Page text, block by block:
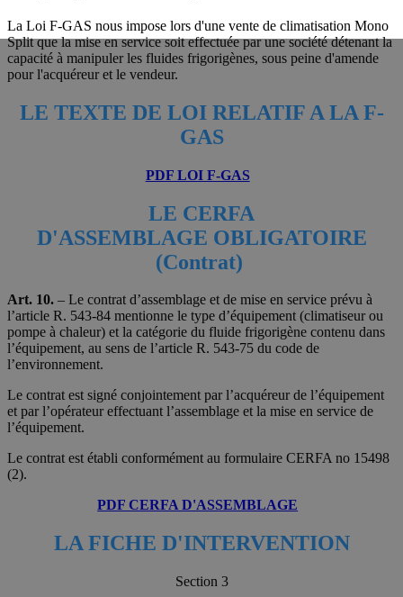
La Loi F-GAS nous impose lors d'une vente de climatisation Mono
Split que la mise en service soit effectuée par une société détenant la
capacité à manipuler les fluides frigorigènes, sous peine d'amende
pour l'acquéreur et le vendeur.
LE TEXTE DE LOI RELATIF A LA F-
GAS
PDF LOI F-GAS
LE CERFA
D'ASSEMBLAGE OBLIGATOIRE
(Contrat)
Art. 10. – Le contrat d’assemblage et de mise en service prévu à
l’article R. 543-84 mentionne le type d’équipement (climatiseur ou
pompe à chaleur) et la catégorie du fluide frigorigène contenu dans
l’équipement, au sens de l’article R. 543-75 du code de
l’environnement.
Le contrat est signé conjointement par l’acquéreur de l’équipement
et par l’opérateur effectuant l’assemblage et la mise en service de
l’équipement.
Le contrat est établi conformément au formulaire CERFA no 15498
(2).
PDF CERFA D'ASSEMBLAGE
LA FICHE D'INTERVENTION
Section 3